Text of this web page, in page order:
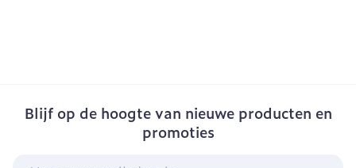
Blijf op de hoogte van nieuwe producten en
promoties